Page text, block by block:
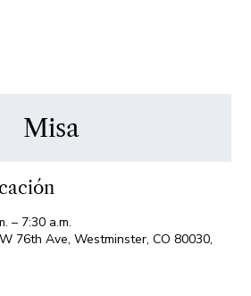
Misa
– 7:30 a.m.
76th Ave, Westminster, CO 80030,